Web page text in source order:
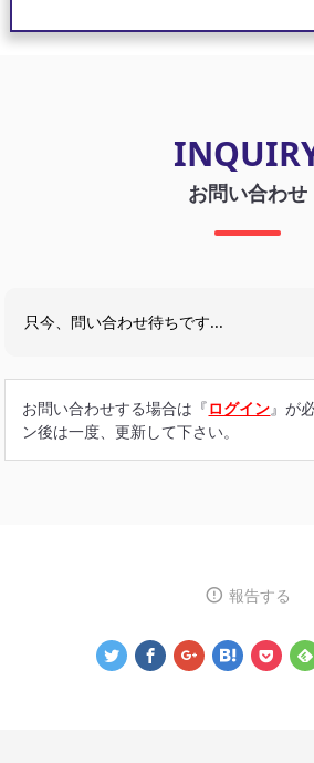
お問い合わせ
只今、問い合わせ待ちです...
お問い合わせする場合は『ログイン』が
ン後は一度、更新して下さい。
報告する